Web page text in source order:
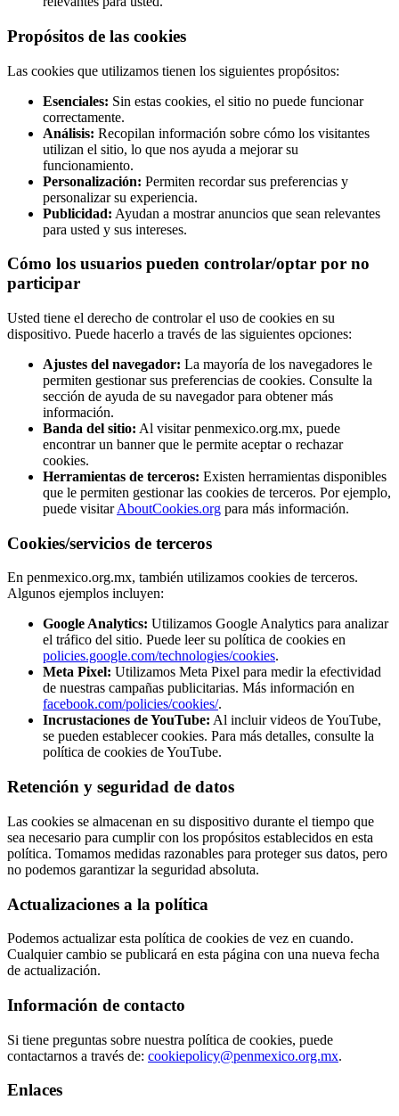
Propósitos de las cookies
Las cookies que utilizamos tienen los siguientes propósitos:
Esenciales: Sin estas cookies, el sitio no puede funcionar
correctamente.
Análisis: Recopilan información sobre cómo los visitantes
utilizan el sitio, lo que nos ayuda a mejorar su
funcionamiento.
Personalización: Permiten recordar sus preferencias y
personalizar su experiencia.
Publicidad: Ayudan a mostrar anuncios que sean relevantes
para usted y sus intereses.
Cómo los usuarios pueden controlar/optar por no
participar
Usted tiene el derecho de controlar el uso de cookies en su
dispositivo. Puede hacerlo a través de las siguientes opciones:
Ajustes del navegador: La mayoría de los navegadores le
permiten gestionar sus preferencias de cookies. Consulte la
sección de ayuda de su navegador para obtener más
información.
Banda del sitio: Al visitar penmexico.org.mx, puede
encontrar un banner que le permite aceptar o rechazar
cookies.
Herramientas de terceros: Existen herramientas disponibles
que le permiten gestionar las cookies de terceros. Por ejemplo,
puede visitarAboutCookies.org para más información.
Cookies/servicios de terceros
En penmexico.org.mx, también utilizamos cookies de terceros.
Algunos ejemplos incluyen:
Google Analytics: Utilizamos Google Analytics para analizar
el tráfico del sitio. Puede leer su política de cookies en
policies.google.com/technologies/cookies.
Meta Pixel: Utilizamos Meta Pixel para medir la efectividad
de nuestras campañas publicitarias. Más información en
facebook.com/policies/cookies/.
Incrustaciones de YouTube: Al incluir videos de YouTube,
se pueden establecer cookies. Para más detalles, consulte la
política de cookies de YouTube.
Retención y seguridad de datos
Las cookies se almacenan en su dispositivo durante el tiempo que
sea necesario para cumplir con los propósitos establecidos en esta
política. Tomamos medidas razonables para proteger sus datos, pero
no podemos garantizar la seguridad absoluta.
Actualizaciones a la política
Podemos actualizar esta política de cookies de vez en cuando.
Cualquier cambio se publicará en esta página con una nueva fecha
de actualización.
Información de contacto
Si tiene preguntas sobre nuestra política de cookies, puede
contactarnos a través de: cookiepolicy@penmexico.org.mx.
Enlaces